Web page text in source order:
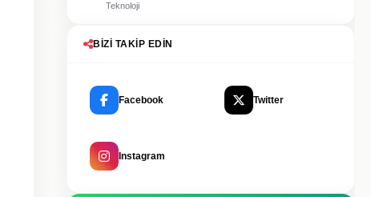
Teknoloji
BIZI TAKIP EDIN
Facebook Twitter
Instagram